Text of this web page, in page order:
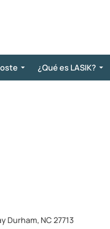
¿Qué es LASIK?
Durham, NC 27713